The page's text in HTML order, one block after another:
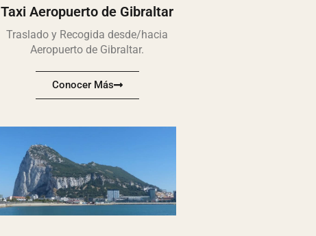
Taxi Aeropuerto de Gibraltar
Traslado y Recogida desde/hacia
Aeropuerto de Gibraltar.
Conocer Más